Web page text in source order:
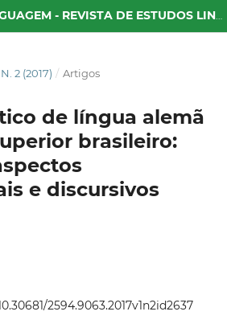
TRAÇOS DE LINGUAGEM - REVISTA DE ESTUDOS LINGUÍSTICOS
N. 2 (2017) / Artigos
de língua alemã
brasileiro:
e discursivos
2594.9063.2017v1n2id2637